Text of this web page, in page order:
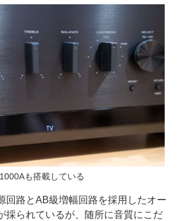
も搭載している
回路とAB級増幅回路を採用したオー
採られているが、随所に音質にこだ